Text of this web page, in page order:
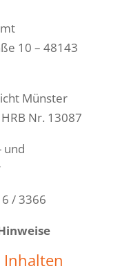
10 – 48143
Münster
Nr. 13087
und
/ 3366
Inhalten